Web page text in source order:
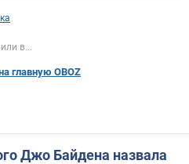
в...
главную OBOZ
Джо Байдена назвала